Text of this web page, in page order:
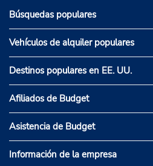
Búsquedas populares
Vehículos de alquiler populares
Destinos populares en EE. UU.
Afiliados de Budget
Asistencia de Budget
Información de la empresa